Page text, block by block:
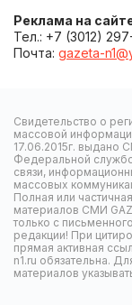
Реклама на
Тел.: +7 (3012)
Почта: gazeta-
Свидетельство о
массовой
17.06.2015г. выдано
Федеральной
связи,
массовых
Полная или
материалов СМИ
только с
редакции! При
прямая активная
n1.ru обязательна.
материалов